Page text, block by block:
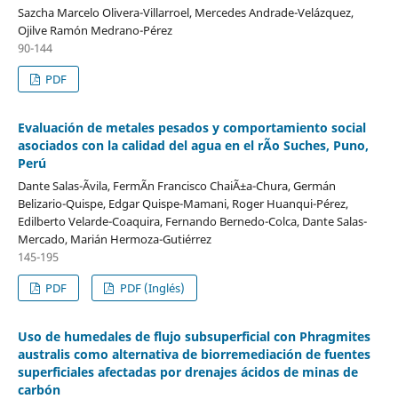
Sazcha Marcelo Olivera-Villarroel, Mercedes Andrade-Velázquez,
Ojilve Ramón Medrano-Pérez
90-144
PDF
Evaluación de metales pesados y comportamiento social
asociados con la calidad del agua en el rÃ­o Suches, Puno,
Perú
Dante Salas-Ãvila, FermÃ­n Francisco ChaiÃ±a-Chura, Germán
Belizario-Quispe, Edgar Quispe-Mamani, Roger Huanqui-Pérez,
Edilberto Velarde-Coaquira, Fernando Bernedo-Colca, Dante Salas-
Mercado, Marián Hermoza-Gutiérrez
145-195
PDF
PDF (Inglés)
Uso de humedales de flujo subsuperficial con Phragmites
australis como alternativa de biorremediación de fuentes
superficiales afectadas por drenajes ácidos de minas de
carbón